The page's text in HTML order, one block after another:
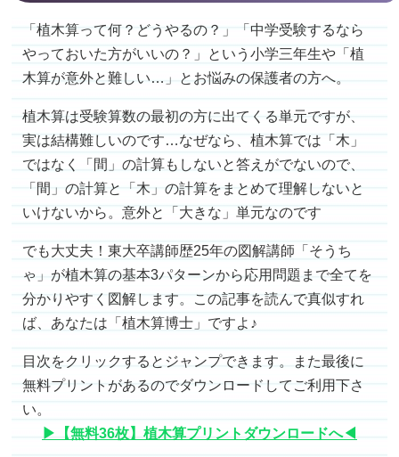
「植木算って何？どうやるの？」「中学受験するなら
やっておいた方がいいの？」という小学三年生や「植
木算が意外と難しい…」とお悩みの保護者の方へ。
植木算は受験算数の最初の方に出てくる単元ですが、
実は結構難しいのです…なぜなら、植木算では「木」
ではなく「間」の計算もしないと答えがでないので、
「間」の計算と「木」の計算をまとめて理解しないと
いけないから。意外と「大きな」単元なのです
でも大丈夫！東大卒講師歴25年の図解講師「そうち
ゃ」が植木算の基本3パターンから応用問題まで全てを
分かりやすく図解します。この記事を読んで真似すれ
ば、あなたは「植木算博士」ですよ♪
目次をクリックするとジャンプできます。また最後に
無料プリントがあるのでダウンロードしてご利用下さ
い。
▶【無料36枚】植木算プリントダウンロードへ◀